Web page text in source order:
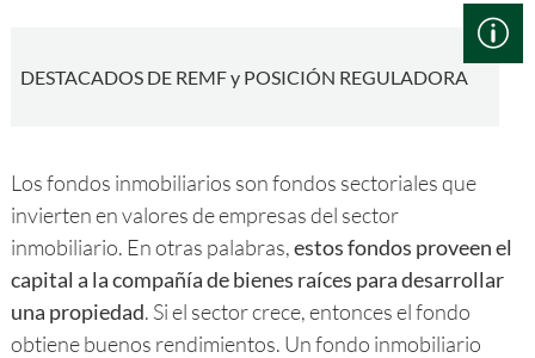
DESTACADOS DE REMF y POSICIÓN REGULADORA
Los fondos inmobiliarios son fondos sectoriales que
invierten en valores de empresas del sector
inmobiliario. En otras palabras,estos fondos proveen el
capital a la compañía de bienes raíces para desarrollar
una propiedad. Si el sector crece, entonces el fondo
obtiene buenos rendimientos. Un fondo inmobiliario